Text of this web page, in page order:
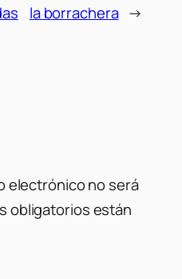
la borrachera →
electrónico no será
obligatorios están